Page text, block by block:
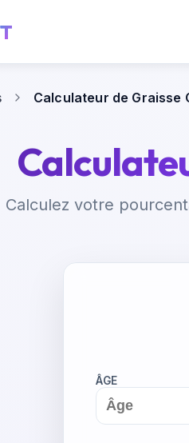
Calculateur de Graisse
Calculez votre
ÂGE